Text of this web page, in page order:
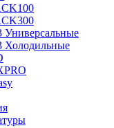
Универсальные
Холодильные